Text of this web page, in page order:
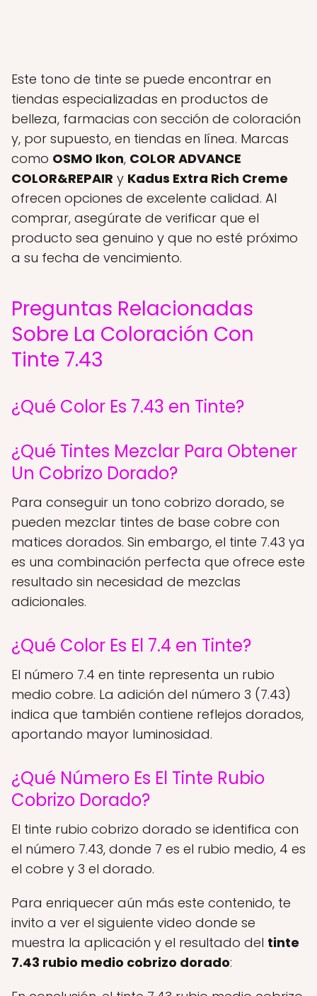
Este tono de tinte se puede encontrar en
tiendas especializadas en productos de
belleza, farmacias con sección de coloración
y, por supuesto, en tiendas en línea. Marcas
como OSMO Ikon, COLOR ADVANCE
COLOR&REPAIR y Kadus Extra Rich Creme
ofrecen opciones de excelente calidad. Al
comprar, asegúrate de verificar que el
producto sea genuino y que no esté próximo
a su fecha de vencimiento.
Preguntas Relacionadas
Sobre La Coloración Con
Tinte 7.43
¿Qué Color Es 7.43 en Tinte?
¿Qué Tintes Mezclar Para Obtener
Un Cobrizo Dorado?
Para conseguir un tono cobrizo dorado, se
pueden mezclar tintes de base cobre con
matices dorados. Sin embargo, el tinte 7.43 ya
es una combinación perfecta que ofrece este
resultado sin necesidad de mezclas
adicionales.
¿Qué Color Es El 7.4 en Tinte?
El número 7.4 en tinte representa un rubio
medio cobre. La adición del número 3 (7.43)
indica que también contiene reflejos dorados,
aportando mayor luminosidad.
¿Qué Número Es El Tinte Rubio
Cobrizo Dorado?
El tinte rubio cobrizo dorado se identifica con
el número 7.43, donde 7 es el rubio medio, 4 es
el cobre y 3 el dorado.
Para enriquecer aún más este contenido, te
invito a ver el siguiente video donde se
muestra la aplicación y el resultado del tinte
7.43 rubio medio cobrizo dorado: